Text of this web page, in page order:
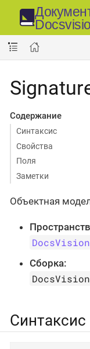
Содержание
Синтаксис
Свойства
Поля
Заметки
Объектная
Сборка:
Синтаксис